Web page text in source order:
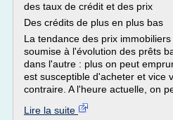
des taux de crédit et des prix
Des crédits de plus en plus bas
La tendance des prix
soumise à l'évolution des prêts
dans l'autre : plus on peut
est susceptible d'acheter et vice
contraire. A l'heure actuelle, on
Lire la suite